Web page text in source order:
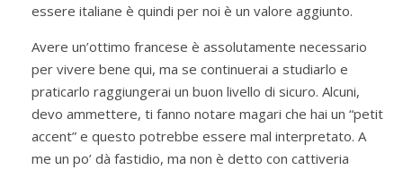
essere italiane è quindi per noi è un valore aggiunto.
Avere un’ottimo francese è assolutamente necessario
per vivere bene qui, ma se continuerai a studiarlo e
praticarlo raggiungerai un buon livello di sicuro. Alcuni,
devo ammettere, ti fanno notare magari che hai un “petit
accent” e questo potrebbe essere mal interpretato. A
me un po’ dà fastidio, ma non è detto con cattiveria